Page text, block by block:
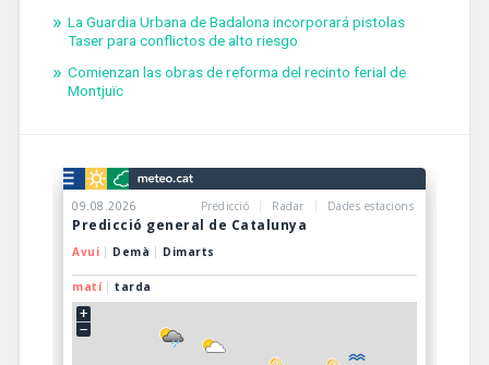
La Guardia Urbana de Badalona incorporará pistolas
Taser para conflictos de alto riesgo
Comienzan las obras de reforma del recinto ferial de
Montjuïc